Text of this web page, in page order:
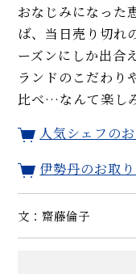
おなじみになった
ば、当日売り切れ
ーズンにしか出合
ランドのこだわり
比べ…なんて楽し
人気シェフの
伊勢丹のお取
文：齋藤倫子